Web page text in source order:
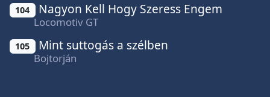
104 Nagyon Kell Hogy Szeress Engem
Locomotiv GT
105 Mint suttogás a szélben
Bojtorján